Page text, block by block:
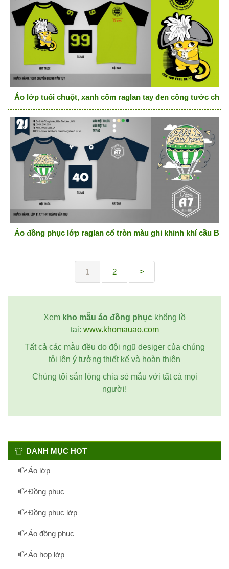
Áo lớp tuổi chuột, xanh cốm raglan tay đen công tước
Áo đồng phục lớp raglan cổ tròn màu ghi khinh khí cầu
1 2 >
Xem kho mẫu áo đồng phục khổng lồ
tại: www.khomauao.com
Tất cả các mẫu đều do đội ngũ desiger của chúng
tôi lên ý tưởng thiết kế và hoàn thiện
Chúng tôi sẵn lòng chia sẻ mẫu với tất cả mọi
người!
DANH MỤC HOT
Áo lớp
Đồng phục
Đồng phục lớp
Áo đồng phục
Áo họp lớp